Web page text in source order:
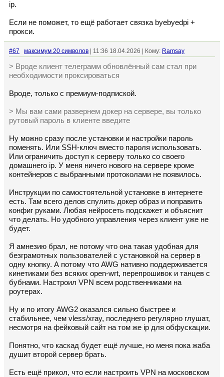
ip.
Если не поможет, то ещё работает связка byebyedpi +
прокси.
#67 максимум 20 символов | 11:36 18.04.2026 | Кому: Ramsay
> Вроде клиент телеграмм обновлённый сам стал при
необходимости проксироваться
Вроде, только с премиум-подпиской.
> Мы вам сами развернем докер на сервере, вы только
рутовый пароль в клиенте введите
Ну можно сразу после установки и настройки пароль
поменять. Или SSH-ключ вместо пароля использовать.
Или ограничить доступ к серверу только со своего
домашнего ip. У меня ничего нового на сервере кроме
контейнеров с выбранными протоколами не появилось.
Инструкции по самостоятельной установке в интернете
есть. Там всего делов спулить докер образ и поправить
конфиг руками. Любая нейросеть подскажет и объяснит
что делать. Но удобного управления через клиент уже не
будет.
Я амнезию брал, не потому что она такая удобная для
безграмотных пользователей с установкой на сервер в
одну кнопку. А потому что AWG нативно поддерживается
кинетиками без всяких open-wrt, перепрошивок и танцев с
бубнами. Настроил VPN всем родственниками на
роутерах.
Ну и по итогу AWG2 оказался сильно быстрее и
стабильнее, чем vless/xray, последнего регулярно глушат,
несмотря на фейковый сайт на том же ip для обфускации.
Понятно, что каскад будет ещё лучше, но меня пока жаба
душит второй сервер брать.
Есть ещё прикол, что если настроить VPN на московском